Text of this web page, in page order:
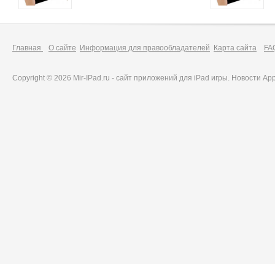
Главная О сайте Информация для правообладателей Карта сайта
Copyright © 2026 Mir-IPad.ru - сайт приложений для iPad игры. Новости